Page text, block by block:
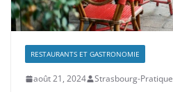
RESTAURANTS ET GASTRONOMIE
août 21, 2024 Strasbourg-Pratique